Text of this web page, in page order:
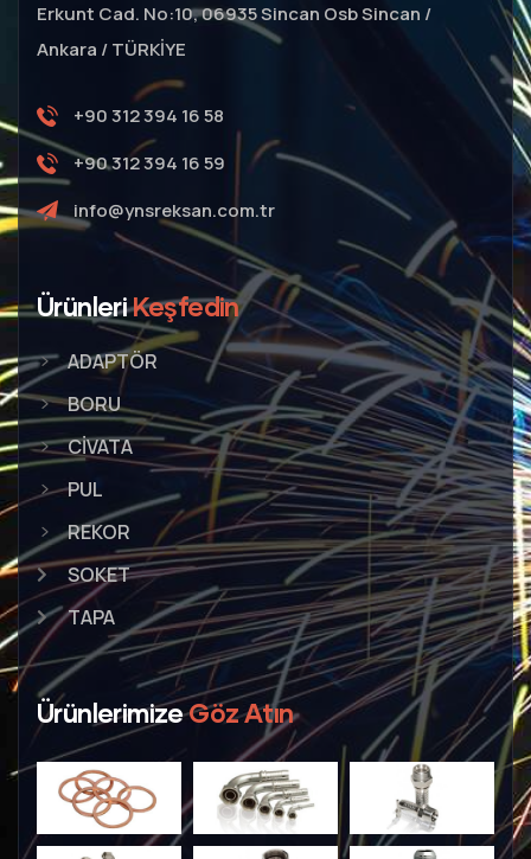
Erkunt Cad. No:10, 06935 Sincan Osb Sincan /
Ankara / TÜRKİYE
+90 312 394 16 58
+90 312 394 16 59
info@ynsreksan.com.tr
ÜrünleriKeşfedin
ADAPTÖR
BORU
CİVATA
PUL
REKOR
SOKET
TAPA
ÜrünlerimizeGöz Atın